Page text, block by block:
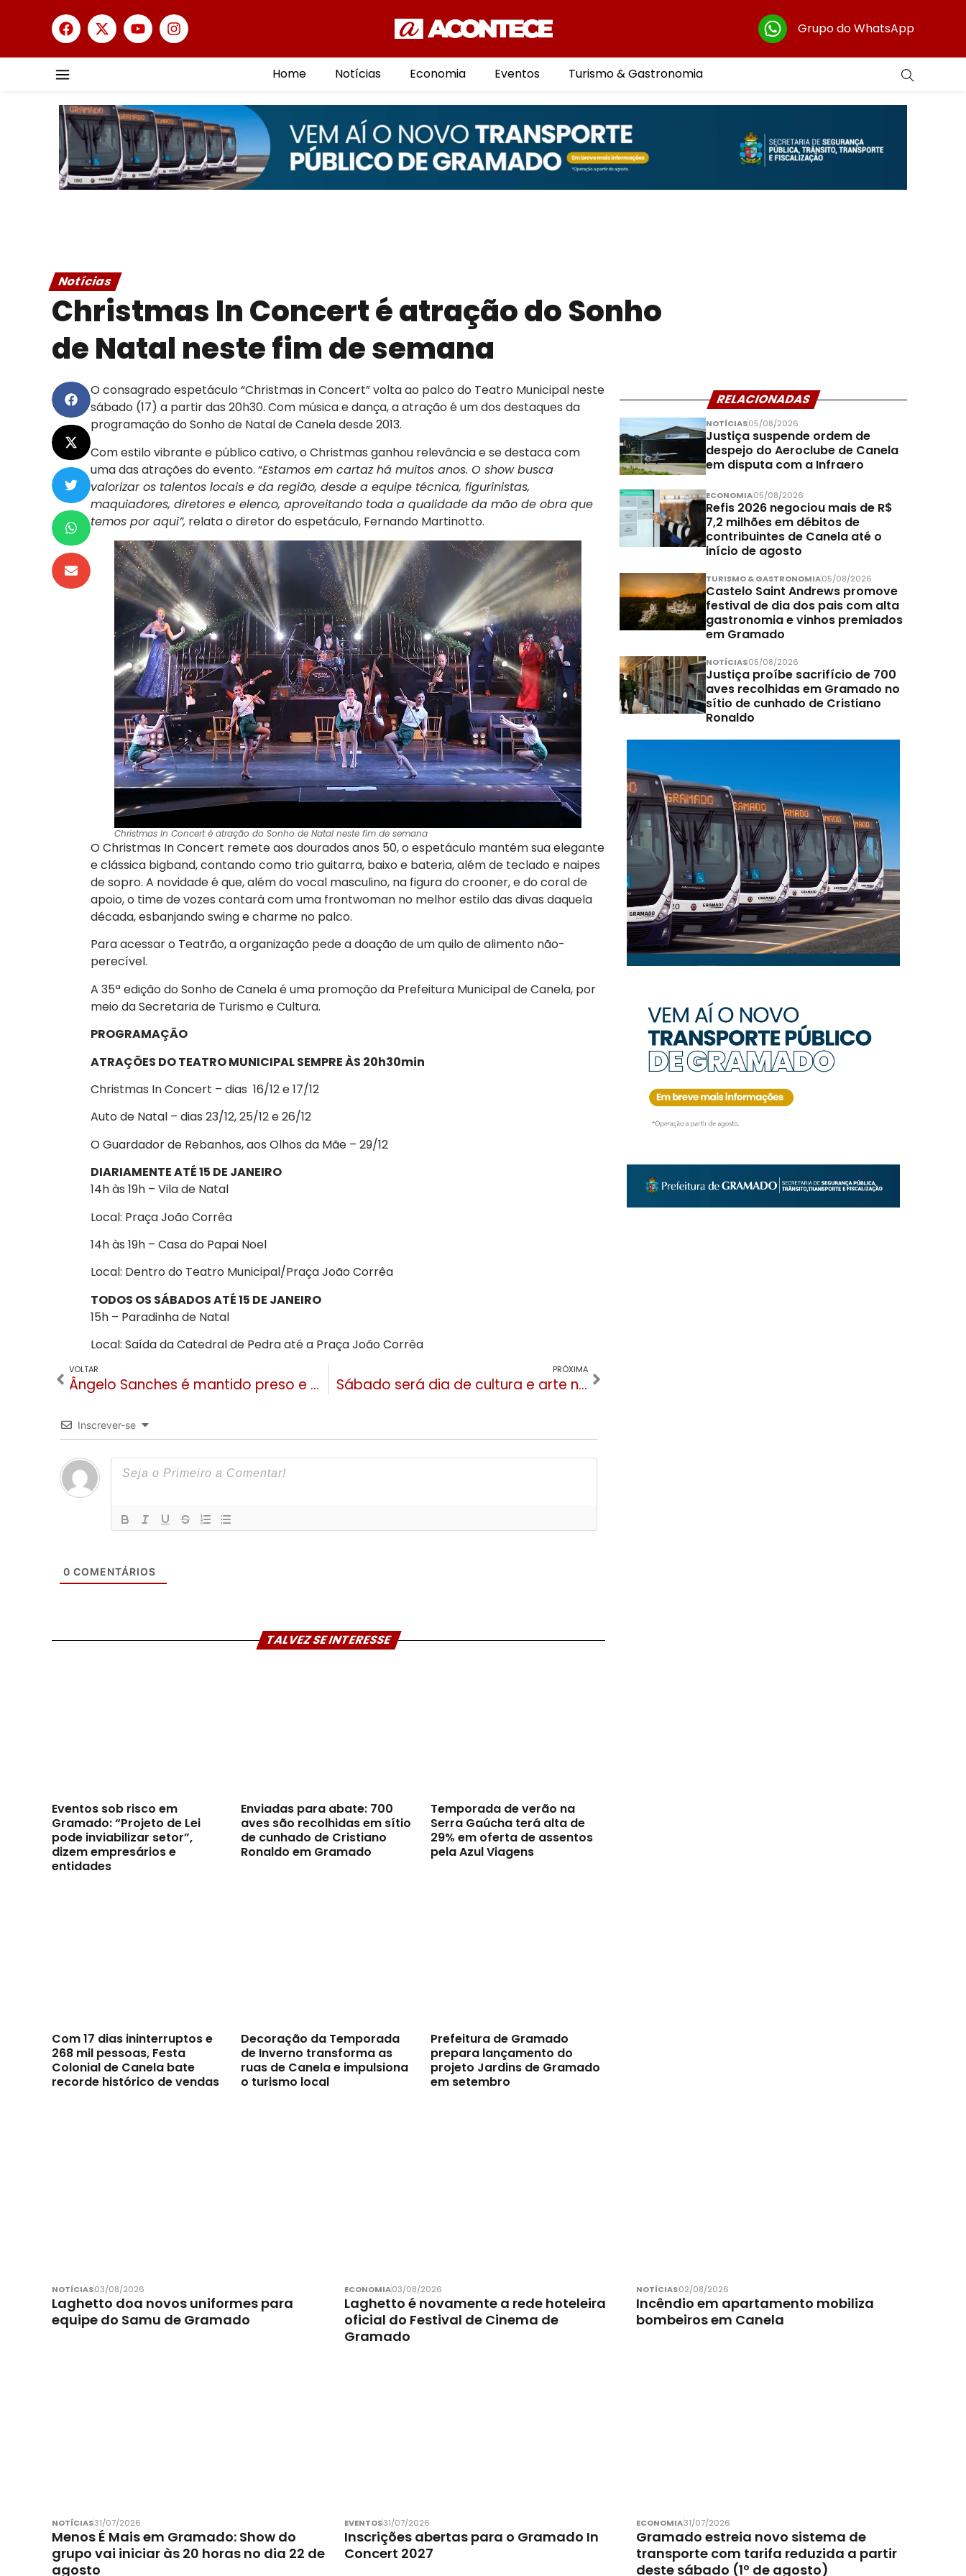
Grupo do WhatsApp
Home Notícias Economia Eventos Turismo & Gastronomia
Notícias
Christmas In Concert é atração do Sonho
de Natal neste fim de semana
O consagrado espetáculo “Christmas in Concert” volta ao palco do Teatro Municipal neste
sábado (17) a partir das 20h30. Com música e dança, a atração é um dos destaques da
programação do Sonho de Natal de Canela desde 2013.
Com estilo vibrante e público cativo, o Christmas ganhou relevância e se destaca com
uma das atrações do evento. “Estamos em cartaz há muitos anos. O show busca
valorizar os talentos locais e da região, desde a equipe técnica, figurinistas,
maquiadores, diretores e elenco, aproveitando toda a qualidade da mão de obra que
temos por aqui”, relata o diretor do espetáculo, Fernando Martinotto.
Christmas In Concert é atração do Sonho de Natal neste fim de semana
O Christmas In Concert remete aos dourados anos 50, o espetáculo mantém sua elegante
e clássica bigband, contando como trio guitarra, baixo e bateria, além de teclado e naipes
de sopro. A novidade é que, além do vocal masculino, na figura do crooner, e do coral de
apoio, o time de vozes contará com uma frontwoman no melhor estilo das divas daquela
década, esbanjando swing e charme no palco.
Para acessar o Teatrão, a organização pede a doação de um quilo de alimento não-
perecível.
A 35ª edição do Sonho de Canela é uma promoção da Prefeitura Municipal de Canela, por
meio da Secretaria de Turismo e Cultura.
PROGRAMAÇÃO
ATRAÇÕES DO TEATRO MUNICIPAL SEMPRE ÀS 20h30min
Christmas In Concert – dias 16/12 e 17/12
Auto de Natal – dias 23/12, 25/12 e 26/12
O Guardador de Rebanhos, aos Olhos da Mãe – 29/12
DIARIAMENTE ATÉ 15 DE JANEIRO
14h às 19h – Vila de Natal
Local: Praça João Corrêa
14h às 19h – Casa do Papai Noel
Local: Dentro do Teatro Municipal/Praça João Corrêa
TODOS OS SÁBADOS ATÉ 15 DE JANEIRO
15h – Paradinha de Natal
Local: Saída da Catedral de Pedra até a Praça João Corrêa
VOLTAR
Ângelo Sanches é mantido preso e outros dois presos são soltos em Canela
PRÓXIMA
Sábado será dia de cultura e arte no Canelinha
Inscrever-se
0 COMENTÁRIOS
TALVEZ SE INTERESSE
Eventos sob risco em
Gramado: “Projeto de Lei
pode inviabilizar setor”,
dizem empresários e
entidades
Enviadas para abate: 700
aves são recolhidas em sítio
de cunhado de Cristiano
Ronaldo em Gramado
Temporada de verão na
Serra Gaúcha terá alta de
29% em oferta de assentos
pela Azul Viagens
Com 17 dias ininterruptos e
268 mil pessoas, Festa
Colonial de Canela bate
recorde histórico de vendas
Decoração da Temporada
de Inverno transforma as
ruas de Canela e impulsiona
o turismo local
Prefeitura de Gramado
prepara lançamento do
projeto Jardins de Gramado
em setembro
RELACIONADAS
NOTÍCIAS05/08/2026
Justiça suspende ordem de
despejo do Aeroclube de Canela
em disputa com a Infraero
ECONOMIA05/08/2026
Refis 2026 negociou mais de R$
7,2 milhões em débitos de
contribuintes de Canela até o
início de agosto
TURISMO & GASTRONOMIA05/08/2026
Castelo Saint Andrews promove
festival de dia dos pais com alta
gastronomia e vinhos premiados
em Gramado
NOTÍCIAS05/08/2026
Justiça proíbe sacrifício de 700
aves recolhidas em Gramado no
sítio de cunhado de Cristiano
Ronaldo
NOTÍCIAS03/08/2026
Laghetto doa novos uniformes para
equipe do Samu de Gramado
ECONOMIA03/08/2026
Laghetto é novamente a rede hoteleira
oficial do Festival de Cinema de
Gramado
NOTÍCIAS02/08/2026
Incêndio em apartamento mobiliza
bombeiros em Canela
NOTÍCIAS31/07/2026
Menos É Mais em Gramado: Show do
grupo vai iniciar às 20 horas no dia 22 de
agosto
EVENTOS31/07/2026
Inscrições abertas para o Gramado In
Concert 2027
ECONOMIA31/07/2026
Gramado estreia novo sistema de
transporte com tarifa reduzida a partir
deste sábado (1º de agosto)